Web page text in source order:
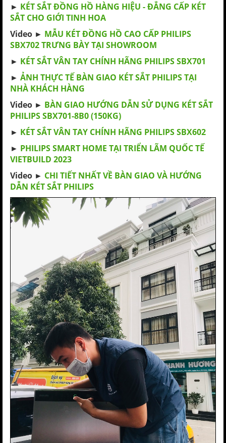
► KÉT SẮT ĐỒNG HỒ HÀNG HIỆU - ĐẲNG CẤP KÉT
SẮT CHO GIỚI TINH HOA
Video ► MẪU KÉT ĐỒNG HỒ CAO CẤP PHILIPS
SBX702 TRƯNG BÀY TẠI SHOWROOM
► KÉT SẮT VÂN TAY CHÍNH HÃNG PHILIPS SBX701
► ẢNH THỰC TẾ BÀN GIAO KÉT SẮT PHILIPS TẠI
NHÀ KHÁCH HÀNG
Video ► BÀN GIAO HƯỚNG DẪN SỬ DỤNG KÉT SẮT
PHILIPS SBX701-8B0 (150KG)
► KÉT SẮT VÂN TAY CHÍNH HÃNG PHILIPS SBX602
► PHILIPS SMART HOME TẠI TRIỂN LÃM QUỐC TẾ
VIETBUILD 2023
Video ► CHI TIẾT NHẤT VỀ BÀN GIAO VÀ HƯỚNG
DẪN KÉT SẮT PHILIPS